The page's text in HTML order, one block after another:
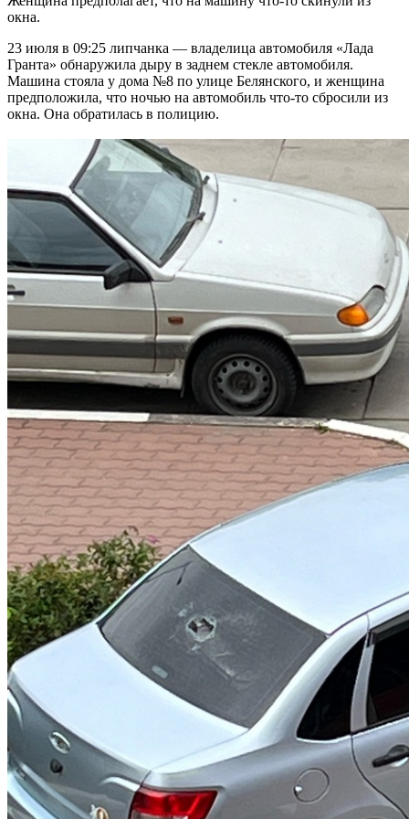
окна.
23 июля в 09:25 липчанка — владелица автомобиля «Лада
Гранта» обнаружила дыру в заднем стекле автомобиля.
Машина стояла у дома №8 по улице Белянского, и женщина
предположила, что ночью на автомобиль что-то сбросили из
окна. Она обратилась в полицию.